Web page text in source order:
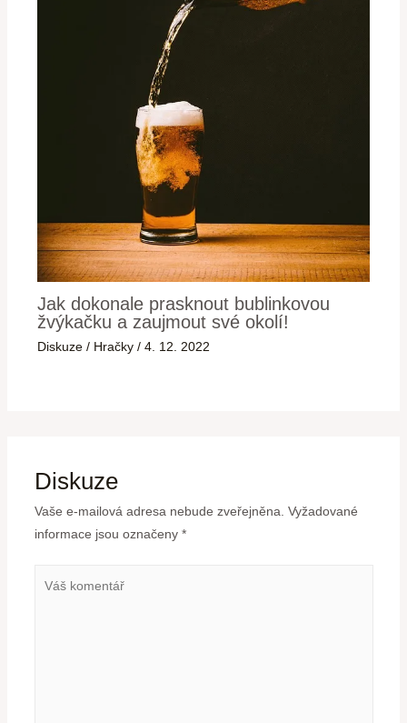
Jak dokonale prasknout bublinkovou
žvýkačku a zaujmout své okolí!
Diskuze / Hračky /4. 12. 2022
Diskuze
Vaše e-mailová adresa nebude zveřejněna. Vyžadované
informace jsou označeny *